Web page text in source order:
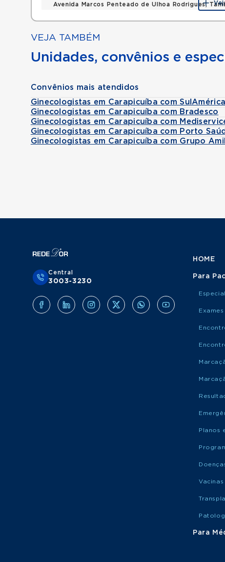
Avenida Marcos Penteado de Ulhoa Rodrigues,
VEJA TAMBÉM
Unidades, convênios e
Convênios mais atendidos
Ginecologistas em Carapicuíba com SulAmérica
Ginecologistas em Carapicuíba com Bradesco
Ginecologistas em Carapicuíba com
Ginecologistas em Carapicuíba com Porto
Ginecologistas em Carapicuíba com Grupo Amil
Central
3003-3230
HOME
Para
Planos
Vacinas
Para